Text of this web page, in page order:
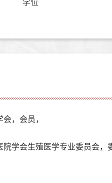
学位
，会员，
学会生殖医学专业委员会，